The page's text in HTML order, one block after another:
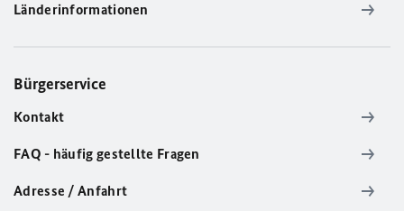
Länderinformationen
Bürgerservice
Kontakt
FAQ - häufig gestellte Fragen
Adresse / Anfahrt